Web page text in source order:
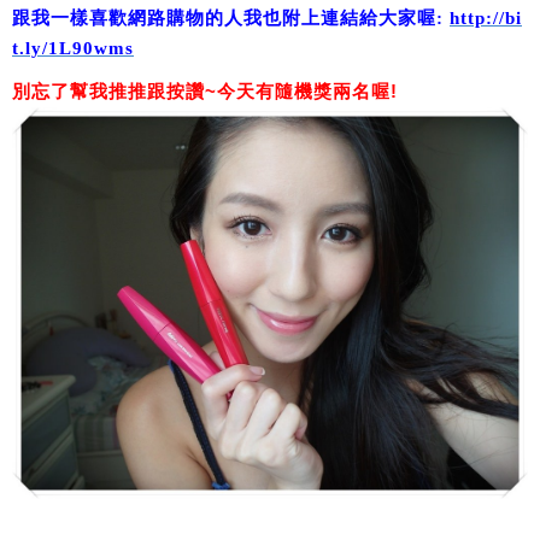
跟我一樣喜歡網路購物的人我也附上連結給大家喔: http://bi
t.ly/1L90wms
別忘了幫我推推跟按讚~今天有隨機獎兩名喔!